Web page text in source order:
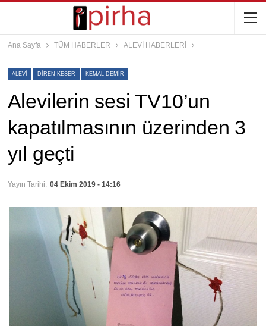
Ana Sayfa TÜM HABERLER ALEVİ HABERLERİ
ALEVI DIREN KESER KEMAL DEMIR
Alevilerin sesi TV10’un
kapatılmasının üzerinden 3
yıl geçti
Yayın Tarihi: 04 Ekim 2019 - 14:16